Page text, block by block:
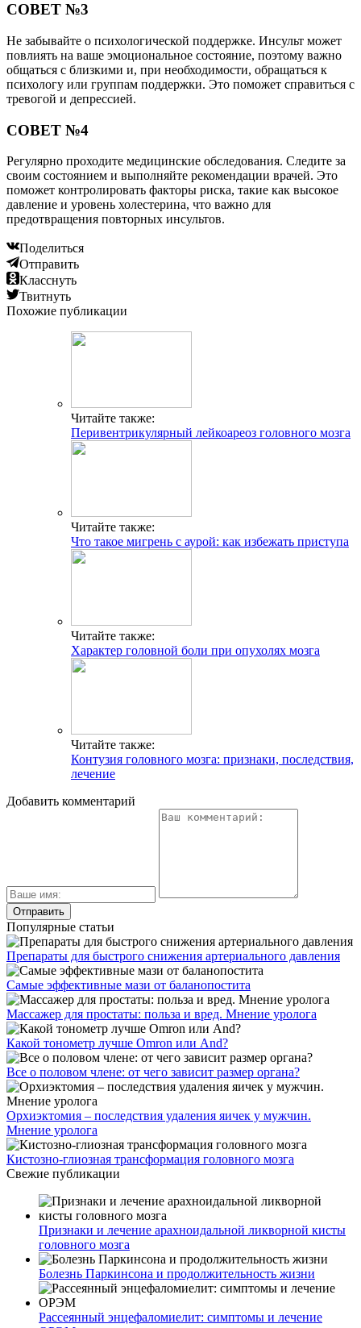
СОВЕТ №3
Не забывайте о психологической поддержке. Инсульт может
повлиять на ваше эмоциональное состояние, поэтому важно
общаться с близкими и, при необходимости, обращаться к
психологу или группам поддержки. Это поможет справиться с
тревогой и депрессией.
СОВЕТ №4
Регулярно проходите медицинские обследования. Следите за
своим состоянием и выполняйте рекомендации врачей. Это
поможет контролировать факторы риска, такие как высокое
давление и уровень холестерина, что важно для
предотвращения повторных инсультов.
Поделиться
Отправить
Класснуть
Твитнуть
Похожие публикации
Читайте также:
Перивентрикулярный лейкоареоз головного мозга
Читайте также:
Что такое мигрень с аурой: как избежать приступа
Читайте также:
Характер головной боли при опухолях мозга
Читайте также:
Контузия головного мозга: признаки, последствия,
лечение
Добавить комментарий
Популярные статьи
Препараты для быстрого снижения артериального давления
Самые эффективные мази от баланопостита
Массажер для простаты: польза и вред. Мнение уролога
Какой тонометр лучше Omron или And?
Все о половом члене: от чего зависит размер органа?
Орхиэктомия – последствия удаления яичек у мужчин.
Мнение уролога
Кистозно-глиозная трансформация головного мозга
Свежие публикации
Признаки и лечение арахноидальной ликворной кисты
головного мозга
Болезнь Паркинсона и продолжительность жизни
Рассеянный энцефаломиелит: симптомы и лечение